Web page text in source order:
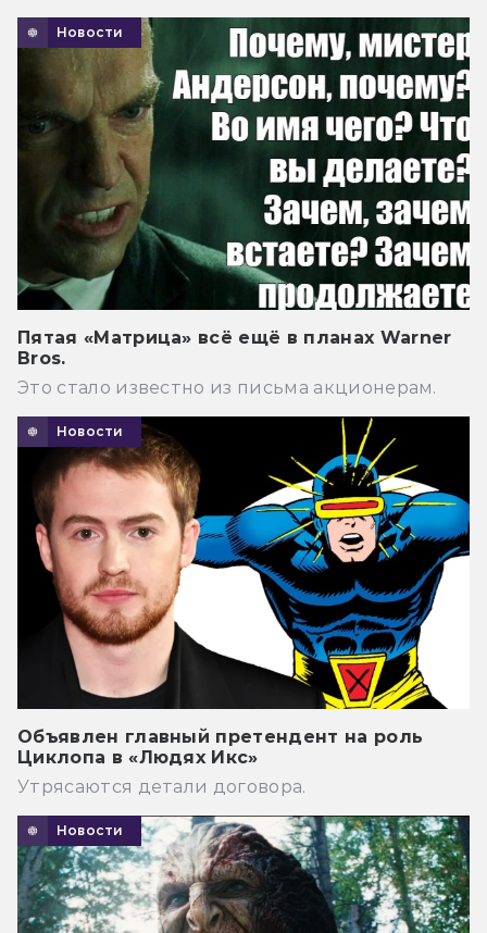
Новости
Пятая «Матрица» всё ещё в планах Warner
Bros.
Это стало известно из письма акционерам.
Новости
Объявлен главный претендент на роль
Циклопа в «Людях Икс»
Утрясаются детали договора.
Новости